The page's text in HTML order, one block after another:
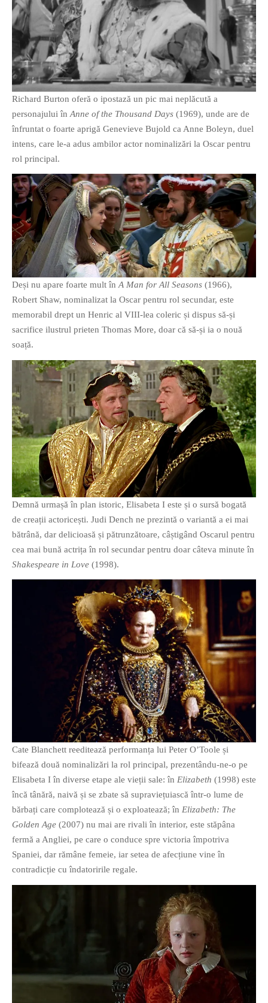
Richard Burton oferă o ipostază un pic mai neplăcută a
personajului în Anne of the Thousand Days (1969), unde are de
înfruntat o foarte aprigă Genevieve Bujold ca Anne Boleyn, duel
intens, care le-a adus ambilor actor nominalizări la Oscar pentru
rol principal.
Deși nu apare foarte mult înA Man for All Seasons (1966),
Robert Shaw, nominalizat la Oscar pentru rol secundar, este
memorabil drept un Henric al VIII-lea coleric și dispus să-și
sacrifice ilustrul prieten Thomas More, doar că să-și ia o nouă
soață.
Demnă urmașă în plan istoric, Elisabeta I este și o sursă bogată
de creații actoricești. Judi Dench ne prezintă o variantă a ei mai
bătrână, dar delicioasă și pătrunzătoare, câștigând Oscarul pentru
cea mai bună actrița în rol secundar pentru doar câteva minute în
Shakespeare in Love (1998).
Cate Blanchett reeditează performanța lui Peter O’Toole și
bifează două nominalizări la rol principal, prezentându-ne-o pe
Elisabeta I în diverse etape ale vieții sale: în Elizabeth (1998) este
încă tânără, naivă și se zbate să supraviețuiască într-o lume de
bărbați care complotează și o exploatează; în Elizabeth: The
Golden Age (2007) nu mai are rivali în interior, este stăpâna
fermă a Angliei, pe care o conduce spre victoria împotriva
Spaniei, dar rămâne femeie, iar setea de afecțiune vine în
contradicție cu îndatoririle regale.